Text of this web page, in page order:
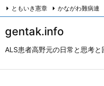
gentak.info
ALS患者高野元の日常と思考と
ともいき憲章 かながわ難病連